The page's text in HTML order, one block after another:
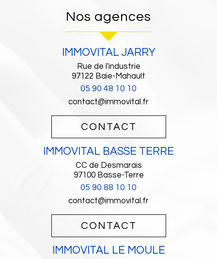
Nos agences
IMMOVITAL JARRY
Rue de l'industrie
97122 Baie-Mahault
05 90 48 10 10
contact@immovital.fr
CONTACT
IMMOVITAL BASSE TERRE
CC de Desmarais
97100 Basse-Terre
05 90 88 10 10
contact@immovital.fr
CONTACT
IMMOVITAL LE MOULE